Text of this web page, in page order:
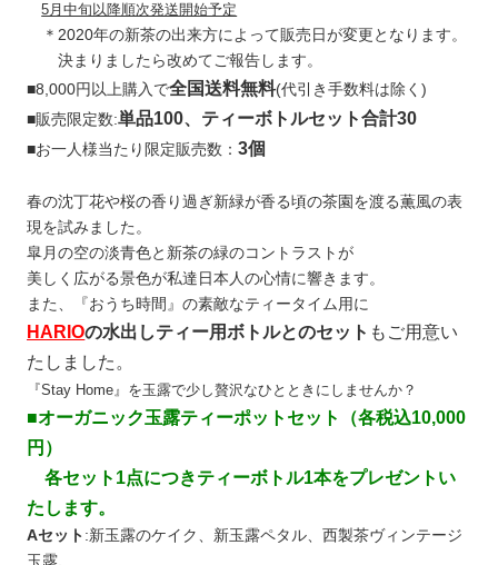
5月中旬以降順次発送開始予定
＊2020年の新茶の出来方によって販売日が変更となります。
決まりましたら改めてご報告します。
■8,000円以上購入で全国送料無料(代引き手数料は除く)
■販売限定数:単品100、ティーボトルセット合計30
■お一人様当たり限定販売数：3個
春の沈丁花や桜の香り過ぎ新緑が香る頃の茶園を渡る薫風の表
現を試みました。
皐月の空の淡青色と新茶の緑のコントラストが
美しく広がる景色が私達日本人の心情に響きます。
また、『おうち時間』の素敵なティータイム用に
HARIOの水出しティー用ボトルとのセット もご用意い
たしました。
『Stay Home』を玉露で少し贅沢なひとときにしませんか？
■オーガニック玉露ティーポットセット（各税込10,000
円）
各セット1点につきティーボトル1本をプレゼントい
たします。
Aセット:新玉露のケイク、新玉露ペタル、西製茶ヴィンテージ
玉露、